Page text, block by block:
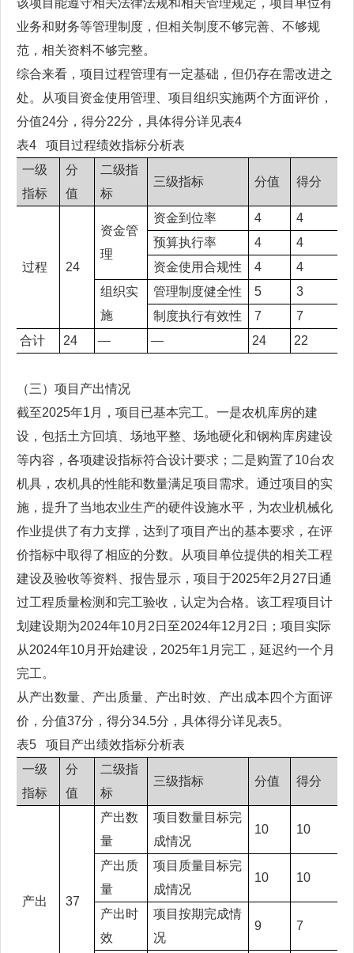
该项目能遵守相关法律法规和相关管理规定，项目单位有
业务和财务等管理制度，但相关制度不够完善、不够规
范，相关资料不够完整。
综合来看，项目过程管理有一定基础，但仍存在需改进之
处。从项目资金使用管理、项目组织实施两个方面评价，
分值24分，得分22分，具体得分详见表4
表4 项目过程绩效指标分析表
一级
指标
分
值
二级指
标
三级指标 分值 得分
过程 24
资金管
理
资金到位率 4
4
预算执行率
4
4
资金使用合规性
4
4
组织实
施
管理制度健全性 5
3
制度执行有效性
7
7
合计
24 — — 24 22
（三）项目产出情况
截至2025年1月，项目已基本完工。一是农机库房的建
设，包括土方回填、场地平整、场地硬化和钢构库房建设
等内容，各项建设指标符合设计要求；二是购置了10台农
机具，农机具的性能和数量满足项目需求。通过项目的实
施，提升了当地农业生产的硬件设施水平，为农业机械化
作业提供了有力支撑，达到了项目产出的基本要求，在评
价指标中取得了相应的分数。从项目单位提供的相关工程
建设及验收等资料、报告显示，项目于2025年2月27日通
过工程质量检测和完工验收，认定为合格。该工程项目计
划建设期为2024年10月2日至2024年12月2日；项目实际
从2024年10月开始建设，2025年1月完工，延迟约一个月
完工。
从产出数量、产出质量、产出时效、产出成本四个方面评
价，分值37分，得分34.5分，具体得分详见表5。
表5 项目产出绩效指标分析表
一级
指标
分
值
二级指
标
三级指标 分值 得分
产出 37
产出数
量
项目数量目标完
成情况
10 10
产出质
量
项目质量目标完
成情况
10 10
产出时
效
项目按期完成情
况
9 7